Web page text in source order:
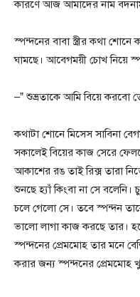
কারণে আজ আমাদের নাম
স্পন্দনের বাবা স্ত্রীর কথা
ঘামছে। আবেগময়ী চোখ নিয়ে
–” শুভ্রতাকে আমি বিয়ে করবো
কথাটা শোনে মিসেস সাবিনা
সকালেই বিয়ের কাজ সেরে
আকাশের রঙ তাই রিক্স তারা
শুনছে হ্যাঁ কিংবা না সে
চলে গেলো সে। তবে স্পন্দন
ভালো লাগা কাজ করছে তার।
স্পন্দনের প্রেমমোহ তার মনে
করার জন্য স্পন্দনের প্রেমমোহ